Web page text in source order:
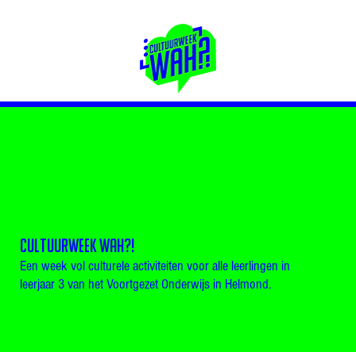
CULTUURWEEK WAH?!
Een week vol culturele activiteiten voor alle leerlingen in
leerjaar 3 van het Voortgezet Onderwijs in Helmond.